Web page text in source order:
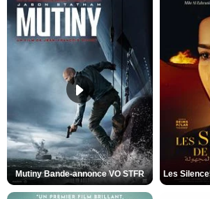
Mutiny Bande-annonce VO STFR